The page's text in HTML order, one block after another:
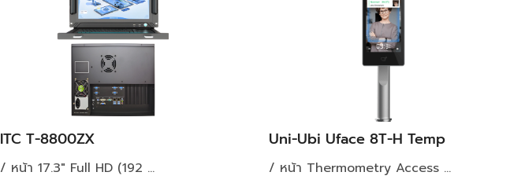
ITC T-8800ZX
/ หน้า 17.3" Full HD (192 ...
Uni-Ubi Uface 8T-H Temp
/ หน้า Thermometry Access ...